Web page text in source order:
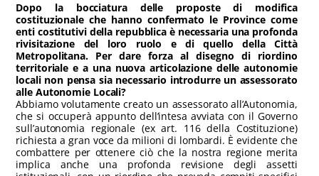
Dopo la bocciatura delle proposte di modifica
costituzionale che hanno confermato le Province come
enti costitutivi della repubblica è necessaria una profonda
rivisitazione del loro ruolo e di quello della Città
Metropolitana. Per dare forza al disegno di riordino
territoriale e a una nuova articolazione delle autonomie
locali non pensa sia necessario introdurre un assessorato
alle Autonomie Locali?
Abbiamo volutamente creato un assessorato all’Autonomia,
che si occuperà appunto dell’intesa avviata con il Governo
sull’autonomia regionale (ex art. 116 della Costituzione)
richiesta a gran voce da milioni di lombardi. È evidente che
combattere per ottenere ciò che la nostra regione merita
implica anche una profonda revisione degli assetti